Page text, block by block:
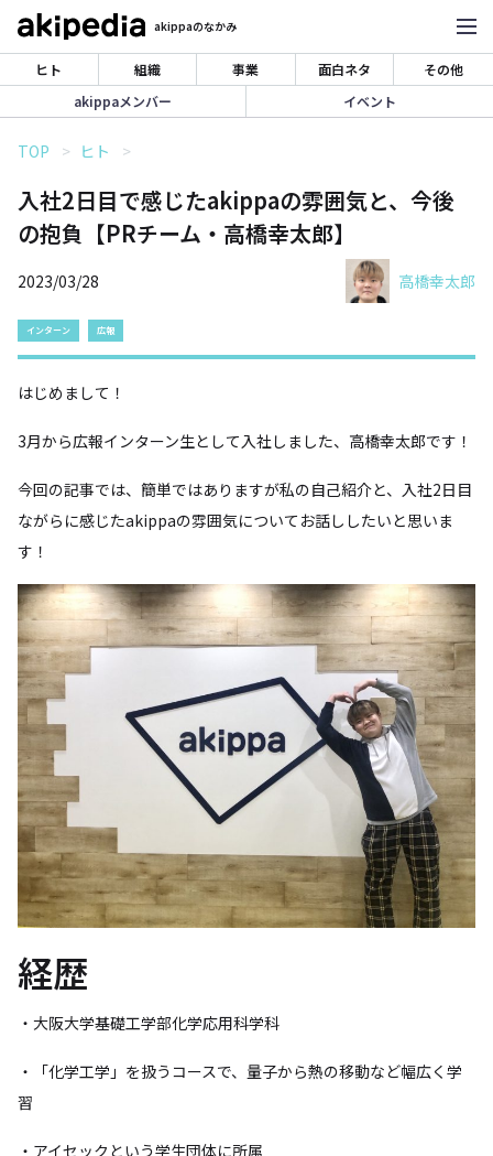
akippaのなかみ
ヒト 組織 事業 面白ネタ
その他
akippaメンバー
イベント
TOP ヒト
入社2日目で感じたakippaの雰囲気と、今後
の抱負【PRチーム・高橋幸太郎】
2023/03/28 高橋幸太郎
インターン 広報
はじめまして！
3月から広報インターン生として入社しました、高橋幸太郎です！
今回の記事では、簡単ではありますが私の自己紹介と、入社2日目
ながらに感じたakippaの雰囲気についてお話ししたいと思いま
す！
経歴
・大阪大学基礎工学部化学応用科学科
・「化学工学」を扱うコースで、量子から熱の移動など幅広く学
習
・アイセックという学生団体に所属